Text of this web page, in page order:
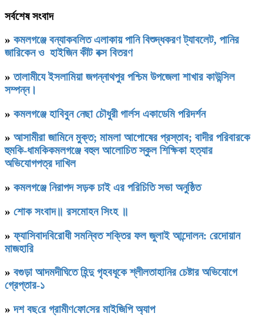
সর্বশেষ সংবাদ
» কমলগঞ্জে বন্যাকবলিত এলাকায় পানি বিশুদ্ধকরণ ট্যাবলেট, পানির
জারিকেন ও হাইজিন কীট বক্স বিতরণ
»‎তালামীযে ইসলামিয়া জগন্নাথপুর পশ্চিম উপজেলা শাখার কাউন্সিল
সম্পন্ন।
» কমলগঞ্জে হাবিবুন নেছা চৌধুরী গার্লস একাডেমি পরিদর্শন
» আসামীরা জামিনে মুক্ত; মামলা আপোষের প্রস্তাব; বাদীর পরিবারকে
হুমকি-ধামকিকমলগঞ্জে বহুল আলোচিত স্কুল শিক্ষিকা হত্যার
অভিযোগপত্র দাখিল
» কমলগঞ্জে নিরাপদ সড়ক চাই এর পরিচিতি সভা অনুষ্ঠিত
» শোক সংবাদ॥ রসমোহন সিংহ ॥
»ফ্যাসিবাদবিরোধী সমন্বিত শক্তির ফল জুলাই আন্দোলন: রেদোয়ান
মাজহারি
» বগুড়া আদমদীঘিতে হিন্দু গৃহবধূকে শ্লীলতাহানির চেষ্টার অভিযোগে
গ্রেপ্তার-১
»দশ বছ‌রে গ্রামীণ‌ফো‌সের মাইজিপি অ্যাপ